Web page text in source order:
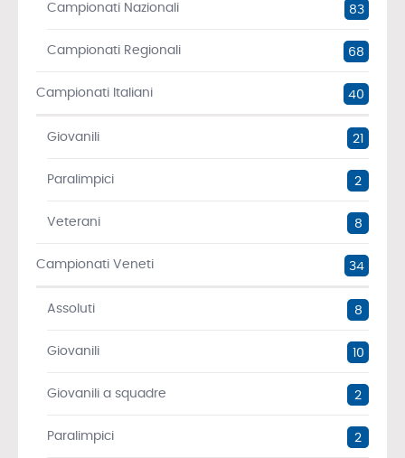
Campionati Nazionali 83
Campionati Regionali 68
Campionati Italiani 40
Giovanili 21
Paralimpici 2
Veterani 8
Campionati Veneti 34
Assoluti 8
Giovanili 10
Giovanili a squadre 2
Paralimpici 2